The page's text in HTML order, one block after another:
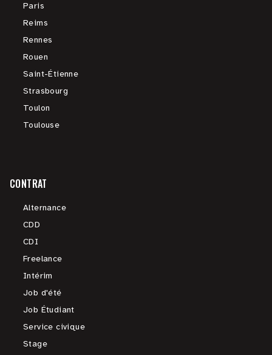
Paris
Reims
Rennes
Rouen
Saint-Étienne
Strasbourg
Toulon
Toulouse
CONTRAT
Alternance
CDD
CDI
Freelance
Intérim
Job d'été
Job Étudiant
Service civique
Stage